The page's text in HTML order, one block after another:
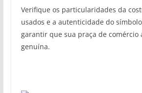
Verifique os particularidades da
usados e a autenticidade do
garantir que sua praça de comércio
genuína.